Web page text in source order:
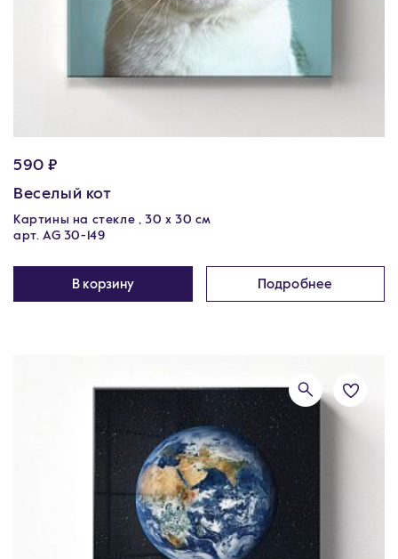
590 ₽
Веселый кот
Картины на стекле , 30 x 30 см
арт. AG 30-149
В корзину Подробнее